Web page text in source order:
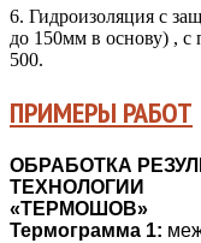
6. Гидроизоляция с
до 150мм в основу) ,
500.
ПРИМЕРЫ РАБОТ
ОБРАБОТКА
ТЕХНОЛОГИИ
Термограмма 1: